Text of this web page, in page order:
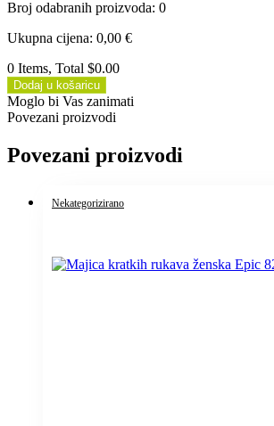
Broj odabranih proizvoda: 0
Ukupna cijena: 0,00 €
0 Items, Total $0.00
Dodaj u košaricu
Moglo bi Vas zanimati
Povezani proizvodi
Povezani proizvodi
Nekategorizirano